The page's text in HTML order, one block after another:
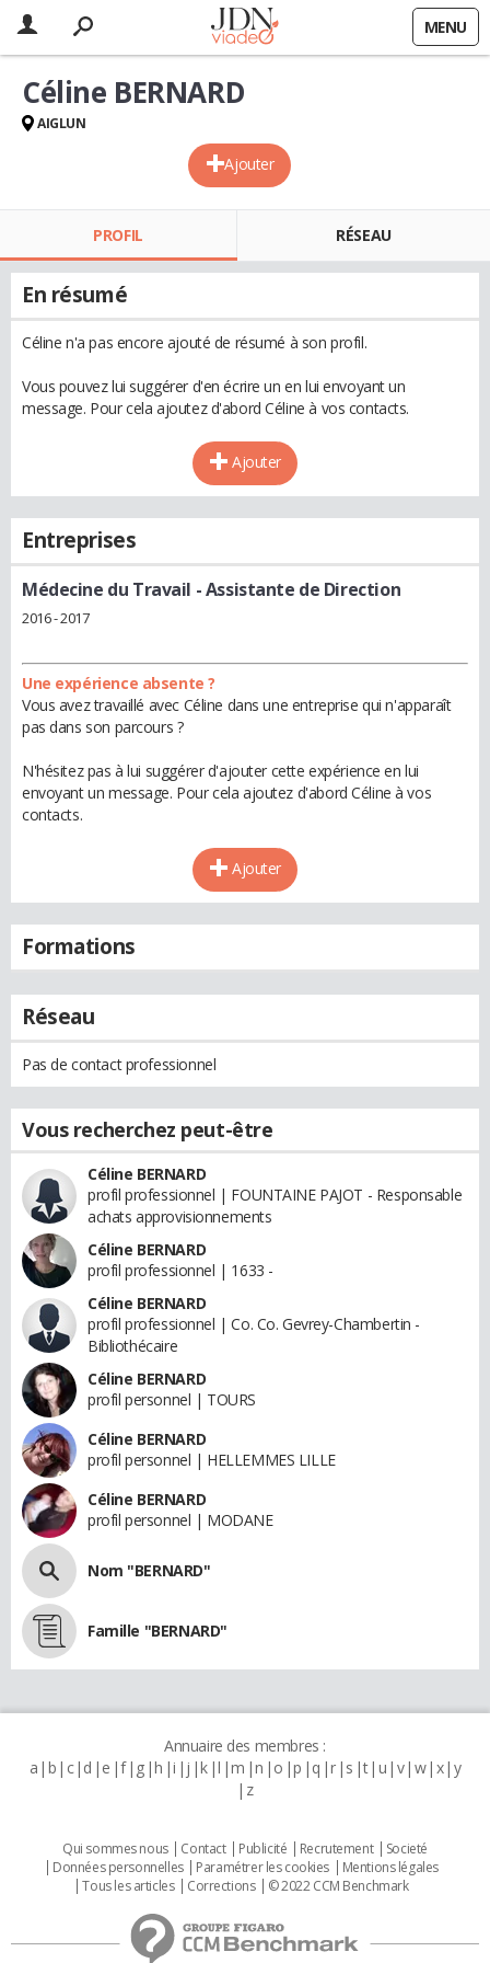
MENU
Ajouter
Céline BERNARD
AIGLUN
PROFIL RÉSEAU
En résumé
Céline n'a pas encore ajouté de résumé à son profil.
Vous pouvez lui suggérer d'en écrire un en lui envoyant un
message. Pour cela ajoutez d'abord Céline à vos contacts.
Ajouter
Entreprises
Médecine du Travail - Assistante de Direction
2016 - 2017
Une expérience absente ?
Vous avez travaillé avec Céline dans une entreprise qui n'apparaît
pas dans son parcours ?
N'hésitez pas à lui suggérer d'ajouter cette expérience en lui
envoyant un message. Pour cela ajoutez d'abord Céline à vos
contacts.
Ajouter
Formations
Réseau
Pas de contact professionnel
Vous recherchez peut-être
Céline BERNARD
profil professionnel | FOUNTAINE PAJOT - Responsable
achats approvisionnements
Céline BERNARD
profil professionnel | 1633 -
Céline BERNARD
profil professionnel | Co. Co. Gevrey-Chambertin -
Bibliothécaire
Céline BERNARD
profil personnel | TOURS
Céline BERNARD
profil personnel | HELLEMMES LILLE
Céline BERNARD
profil personnel | MODANE
Nom "BERNARD"
Famille "BERNARD"
Annuaire des membres :
a b c d e f g h i j k l m n o p q r s t u v w x y
z
Qui sommes nous Contact Publicité Recrutement
Societé
Données personnelles
Paramétrer les cookies
Mentions légales
Tous les articles
Corrections © 2022 CCM Benchmark